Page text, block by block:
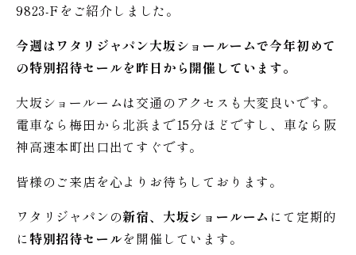
9823-Fをご紹介しました。
今週はワタリジャパン大坂ショールームで今年初めて
の特別招待セールを昨日から開催しています。
大坂ショールームは交通のアクセスも大変良いです。
電車なら梅田から北浜まで15分ほどですし、車なら阪
神高速本町出口出てすぐです。
皆様のご来店を心よりお待ちしております。
ワタリジャパンの新宿、大坂ショールーム にて定期的
に特別招待セールを開催しています。